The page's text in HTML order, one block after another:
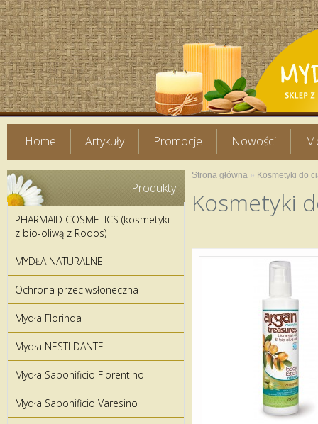
Home Artykuły Promocje Nowości
Produkty
PHARMAID COSMETICS (kosmetyki
z bio-oliwą z Rodos)
MYDŁA NATURALNE
Ochrona przeciwsłoneczna
Mydła Florinda
Mydła NESTI DANTE
Mydła Saponificio Fiorentino
Mydła Saponificio Varesino
Strona główna » Kosmetyki do
Kosmetyki